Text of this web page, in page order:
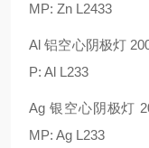
MP: Zn L2433
Al 铝空心阴极灯
P: Al L233
Ag 银空心阴极灯
MP: Ag L233